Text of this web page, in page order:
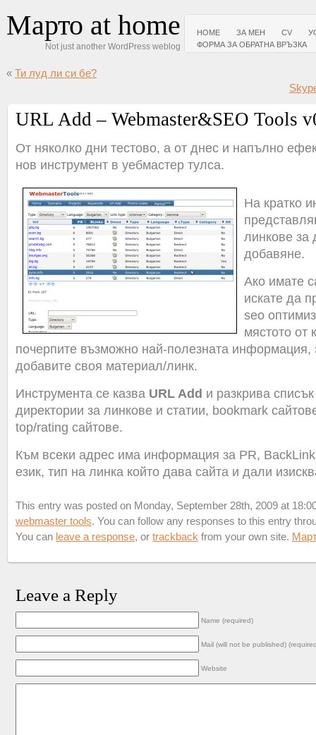
Марто at home
Not just another WordPress weblog
HOME ЗА МЕН CV
ФОРМА ЗА ОБРАТНА ВРЪЗКА
« Ти луд ли си бе?
URL Add – Webmaster&SEO Tools
От няколко дни тестово, а от днес и напълно
нов инструмент в уебмастер тулса.
На кратко
линкове за
добавяне.
Ако имате
искате да
seo
мястото от
почерпите възможно най-полезната информация,
добавите своя материал/линк.
Инструмента се казва URL Add и разкрива
директории за линкове и статии, bookmark
top/rating сайтове.
Към всеки адрес има информация за PR,
език, тип на линка който дава сайта и дали
This entry was posted on Monday, September 28th, 2009 at
webmaster tools. You can follow any responses to this entry
You can leave a response, or trackback from your own site.
Leave a Reply
Name (required)
Mail (will not be published)
Website